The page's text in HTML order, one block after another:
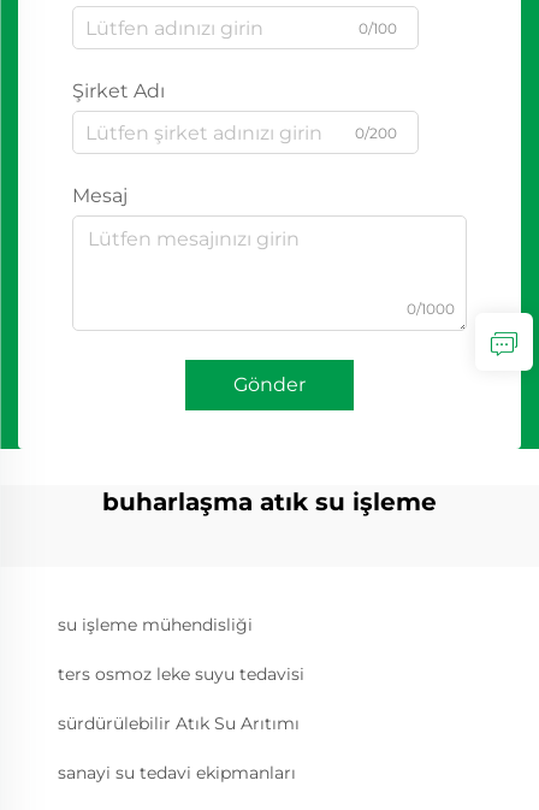
0/100
Şirket Adı
0/200
Mesaj
0/1000
Gönder
buharlaşma atık su işleme
su işleme mühendisliği
ters osmoz leke suyu tedavisi
sürdürülebilir Atık Su Arıtımı
sanayi su tedavi ekipmanları